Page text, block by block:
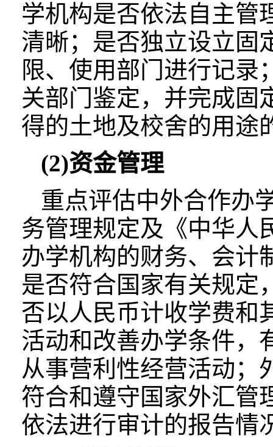
学机构是否依法自主管
清晰；是否独立设立固
限、使用部门进行记录
关部门鉴定，并完成固
得的土地及校舍的用途
(2)资金管理
重点评估中外合作办
务管理规定及《中华人
办学机构的财务、会计
是否符合国家有关规定
否以人民币计收学费和
活动和改善办学条件，
从事营利性经营活动；
符合和遵守国家外汇管
依法进行审计的报告情